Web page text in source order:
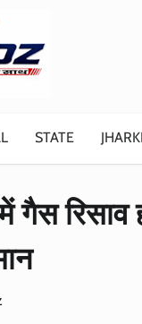
STATE
रिसाव